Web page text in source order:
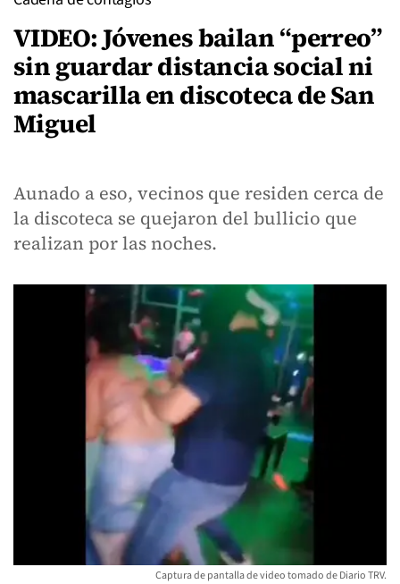
VIDEO: Jóvenes bailan “perreo”
sin guardar distancia social ni
mascarilla en discoteca de San
Miguel
Aunado a eso, vecinos que residen cerca de
la discoteca se quejaron del bullicio que
realizan por las noches.
Captura de pantalla de video tomado de Diario TRV.